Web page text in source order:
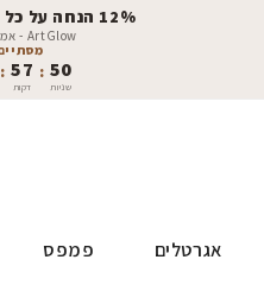
12% הנחה על כל האתר לקיץ 2026
ArtGlow - אמנות ישראלית
: 57
דקות
: 49
שניות
אגרטלים פמפס